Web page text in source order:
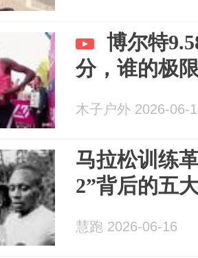
博尔特
分，谁的极
木子户外 2026-06-
马拉松训练
2”背后的五
慧跑 2026-06-16